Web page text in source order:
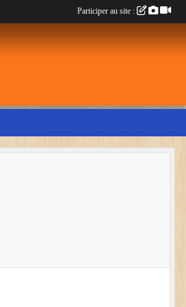
Participer au site :